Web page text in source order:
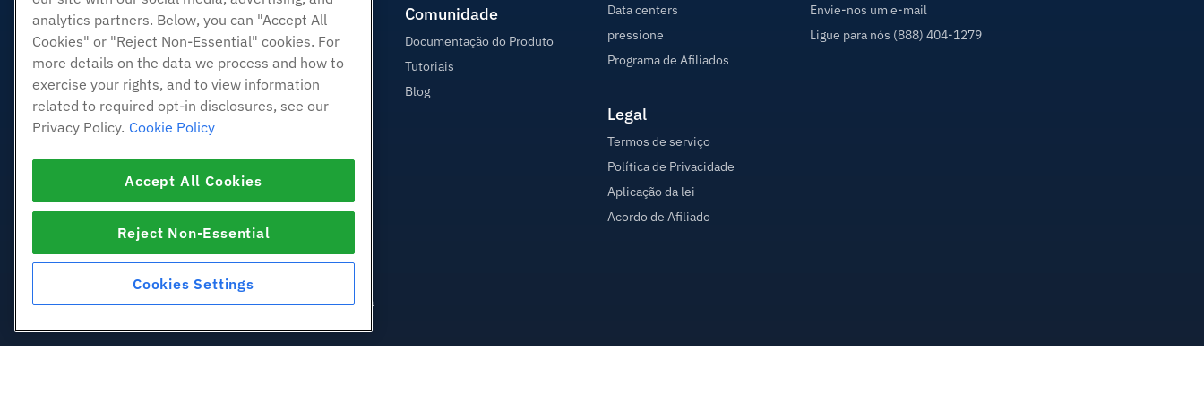
Revenda de hospedagem
Revendedor com etiqueta em
branco
Linux gerenciado VPS
Linux não gerenciado VPS
Janelas gerenciadas VPS
Servidores de nuvem
Balanceadores de carga
Armazenamento em Bloco
Armazenamento de Objetos
SSL Certificados
Hospedagem de aplicativos da
Comunidade
Documentação do Produto
Tutoriais
Blog
Data centers
pressione
Programa de Afiliados
Legal
Termos de serviço
Política de Privacidade
Aplicação da lei
Acordo de Afiliado
Envie-nos um e-mail
Ligue para nós (888) 404-1279
analytics partners. Below, you can "Accept All
Cookies" or "Reject Non-Essential" cookies. For
more details on the data we process and how to
exercise your rights, and to view information
related to required opt-in disclosures, see our
Privacy Policy. Cookie Policy
Accept All Cookies
Reject Non-Essential
Cookies Settings